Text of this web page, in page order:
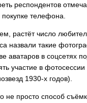
респондентов
телефона.
растёт число
назвали такие
аватаров в соцсетях
участие в фотосессии
1930-х годов).
просто способ